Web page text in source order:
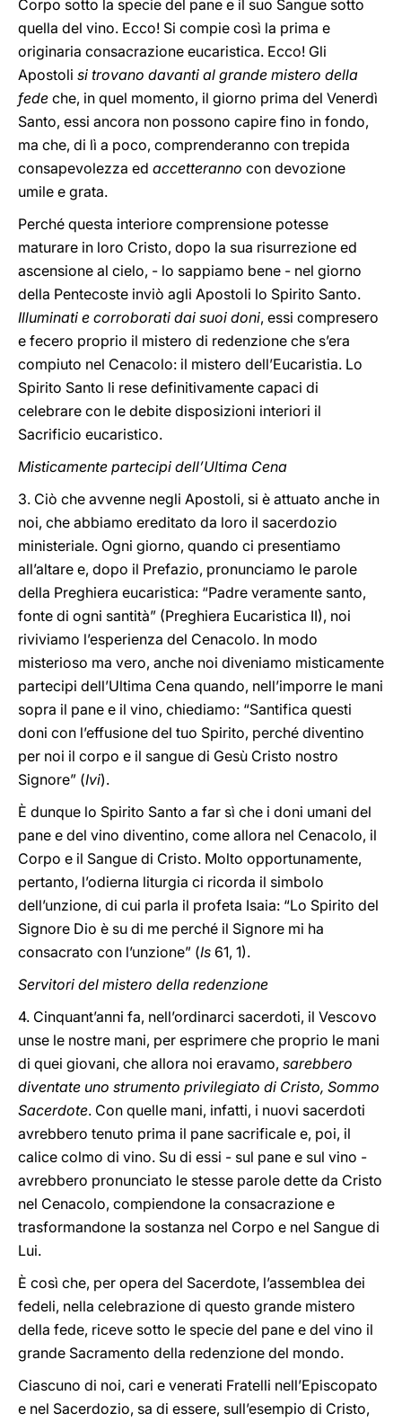
Corpo sotto la specie del pane e il suo Sangue sotto
quella del vino. Ecco! Si compie così la prima e
originaria consacrazione eucaristica. Ecco! Gli
Apostoli si trovano davanti al grande mistero della
fede che, in quel momento, il giorno prima del Venerdì
Santo, essi ancora non possono capire fino in fondo,
ma che, di lì a poco, comprenderanno con trepida
consapevolezza ed accetteranno con devozione
umile e grata.
Perché questa interiore comprensione potesse
maturare in loro Cristo, dopo la sua risurrezione ed
ascensione al cielo, - lo sappiamo bene - nel giorno
della Pentecoste inviò agli Apostoli lo Spirito Santo.
Illuminati e corroborati dai suoi doni, essi compresero
e fecero proprio il mistero di redenzione che s’era
compiuto nel Cenacolo: il mistero dell’Eucaristia. Lo
Spirito Santo li rese definitivamente capaci di
celebrare con le debite disposizioni interiori il
Sacrificio eucaristico.
Misticamente partecipi dell’Ultima Cena
3. Ciò che avvenne negli Apostoli, si è attuato anche in
noi, che abbiamo ereditato da loro il sacerdozio
ministeriale. Ogni giorno, quando ci presentiamo
all’altare e, dopo il Prefazio, pronunciamo le parole
della Preghiera eucaristica: “Padre veramente santo,
fonte di ogni santità” (Preghiera Eucaristica II), noi
riviviamo l’esperienza del Cenacolo. In modo
misterioso ma vero, anche noi diveniamo misticamente
partecipi dell’Ultima Cena quando, nell’imporre le mani
sopra il pane e il vino, chiediamo: “Santifica questi
doni con l’effusione del tuo Spirito, perché diventino
per noi il corpo e il sangue di Gesù Cristo nostro
Signore” (Ivi).
È dunque lo Spirito Santo a far sì che i doni umani del
pane e del vino diventino, come allora nel Cenacolo, il
Corpo e il Sangue di Cristo. Molto opportunamente,
pertanto, l’odierna liturgia ci ricorda il simbolo
dell’unzione, di cui parla il profeta Isaia: “Lo Spirito del
Signore Dio è su di me perché il Signore mi ha
consacrato con l’unzione” (Is 61, 1).
Servitori del mistero della redenzione
4. Cinquant’anni fa, nell’ordinarci sacerdoti, il Vescovo
unse le nostre mani, per esprimere che proprio le mani
di quei giovani, che allora noi eravamo, sarebbero
diventate uno strumento privilegiato di Cristo, Sommo
Sacerdote. Con quelle mani, infatti, i nuovi sacerdoti
avrebbero tenuto prima il pane sacrificale e, poi, il
calice colmo di vino. Su di essi - sul pane e sul vino -
avrebbero pronunciato le stesse parole dette da Cristo
nel Cenacolo, compiendone la consacrazione e
trasformandone la sostanza nel Corpo e nel Sangue di
Lui.
È così che, per opera del Sacerdote, l’assemblea dei
fedeli, nella celebrazione di questo grande mistero
della fede, riceve sotto le specie del pane e del vino il
grande Sacramento della redenzione del mondo.
Ciascuno di noi, cari e venerati Fratelli nell’Episcopato
e nel Sacerdozio, sa di essere, sull’esempio di Cristo,